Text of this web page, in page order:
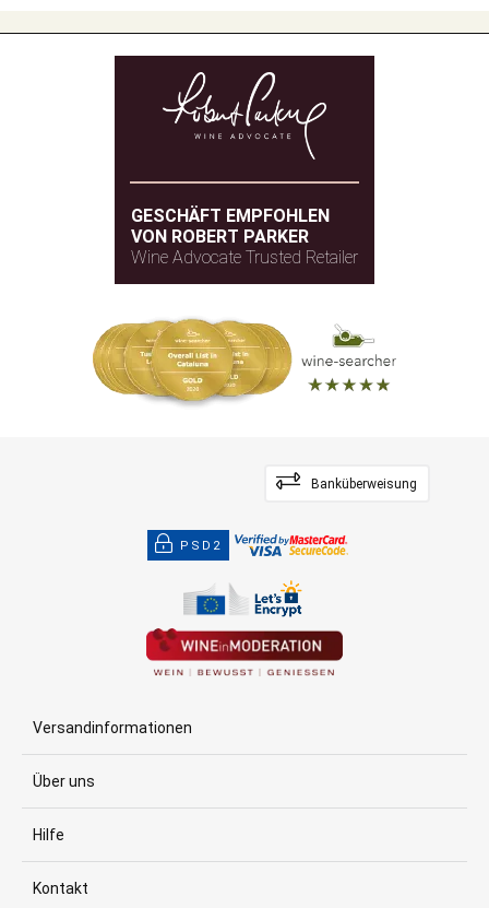
GESCHÄFT EMPFOHLEN
VON ROBERT PARKER
Wine Advocate Trusted Retailer
Banküberweisung
PSD2
Versandinformationen
Über uns
Hilfe
Kontakt